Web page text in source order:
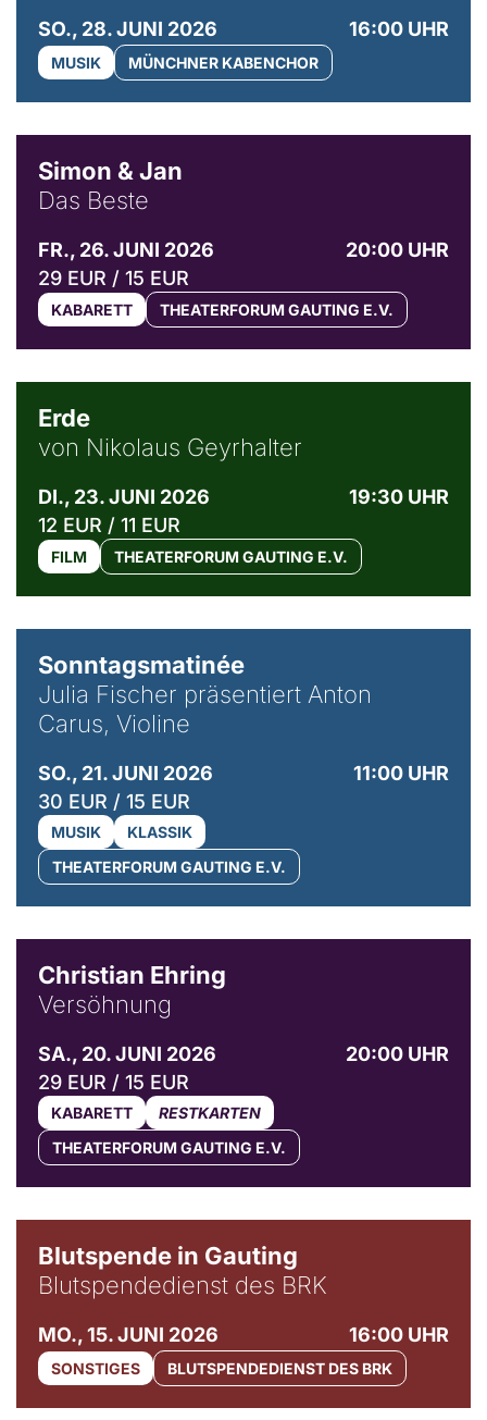
SO., 28. JUNI 2026 16:00 UHR
MUSIK MÜNCHNER KABENCHOR
Simon & Jan
Das Beste
FR., 26. JUNI 2026
20:00 UHR
29 EUR / 15 EUR
KABARETT THEATERFORUM GAUTING E.V.
Erde
von Nikolaus Geyrhalter
DI., 23. JUNI 2026
19:30 UHR
12 EUR / 11 EUR
FILM THEATERFORUM GAUTING E.V.
Sonntagsmatinée
Julia Fischer präsentiert Anton
Carus, Violine
SO., 21. JUNI 2026
11:00 UHR
30 EUR / 15 EUR
MUSIK
KLASSIK
THEATERFORUM GAUTING E.V.
Christian Ehring
Versöhnung
SA., 20. JUNI 2026
20:00 UHR
29 EUR / 15 EUR
KABARETT
RESTKARTEN
THEATERFORUM GAUTING E.V.
Blutspende in Gauting
Blutspendedienst des BRK
MO., 15. JUNI 2026 16:00 UHR
SONSTIGES BLUTSPENDEDIENST DES BRK